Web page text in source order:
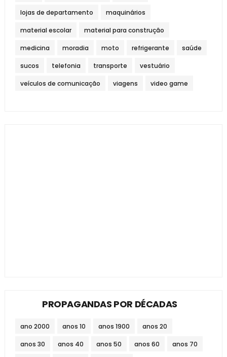
lojas de departamento maquinários
material escolar material para construção
medicina moradia moto refrigerante saúde
sucos telefonia transporte vestuário
veículos de comunicação viagens video game
PROPAGANDAS POR DÉCADAS
ano 2000 anos 10 anos 1900 anos 20
anos 30 anos 40 anos 50 anos 60 anos 70